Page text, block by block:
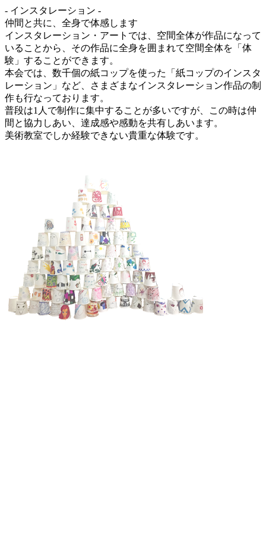
- インスタレーション -
仲間と共に、全身で体感します
インスタレーション・アートでは、空間全体が作品になって
いることから、その作品に全身を囲まれて空間全体を「体
験」することができます。
本会では、数千個の紙コップを使った「紙コップのインスタ
レーション」など、さまざまなインスタレーション作品の制
作も行なっております。
普段は1人で制作に集中することが多いですが、この時は仲
間と協力しあい、達成感や感動を共有しあいます。
美術教室でしか経験できない貴重な体験です。